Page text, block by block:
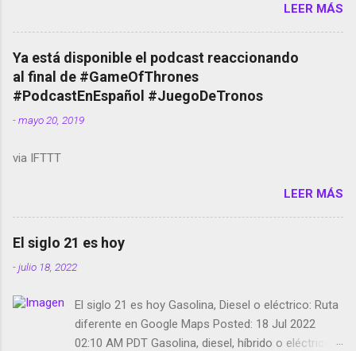
temporada de Black Mirror Twitter deja de verificar
cuentas Responden los fotógrafos Brian May y el
copyright en Instagram Música y vídeo selfies en la
red social Riddley Scott saca a Kevin Spacey de su
película Francisco regaña a los que usan el
smartphone en sus misas La serie de la Tierra
Media GoBee - StartUp de bicicletas de alquiler
Live Photos en Google Photos Llegando Partimos
Dictados en Android El tamaño y su importancia...
LEER MÁS
Ya está disponible el podcast reaccionando
al final de #GameOfThrones
#PodcastEnEspañol #JuegoDeTronos
-mayo 20, 2019
via IFTTT
LEER MÁS
El siglo 21 es hoy
-julio 18, 2022
El siglo 21 es hoy Gasolina, Diesel o eléctrico: Ruta
diferente en Google Maps Posted: 18 Jul 2022
02:10 AM PDT Gasolina, diesel, híbrido o eléctrico: